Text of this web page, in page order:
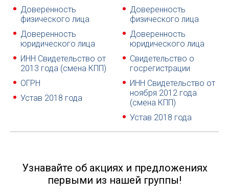
Доверенность
физического лица
Доверенность
юридического лица
ИНН Свидетельство от
2013 года (смена КПП)
ОГРН
Устав 2018 года
Доверенность
физического лица
Доверенность
юридического лица
Свидетельство о
госрегистрации
ИНН Свидетельство от
ноября 2012 года
(смена КПП)
Устав 2018 года
Узнавайте об акциях и предложениях
первыми из нашей группы!